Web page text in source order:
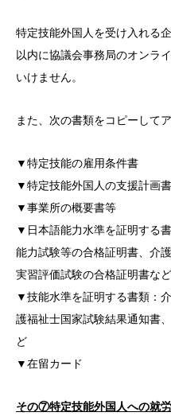
特定技能外国人を受け入れる
以内に協議会事務局のオンラ
いけません。
また、次の書類をコピーして
▼特定技能の雇用条件書
▼特定技能外国人の支援計画書
▼事業所の概要書等
▼日本語能力水準を証明する
能力試験等の合格証明書、介
実習評価試験の合格証明書など
▼技能水準を証明する書類：
護福祉士国家試験結果通知書
ど
▼在留カード
その⑦特定技能外国人への就